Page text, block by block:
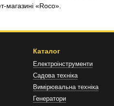
магазині «Roco».
Каталог
Електроінструменти
Садова техніка
Вимірювальна техніка
Генератори